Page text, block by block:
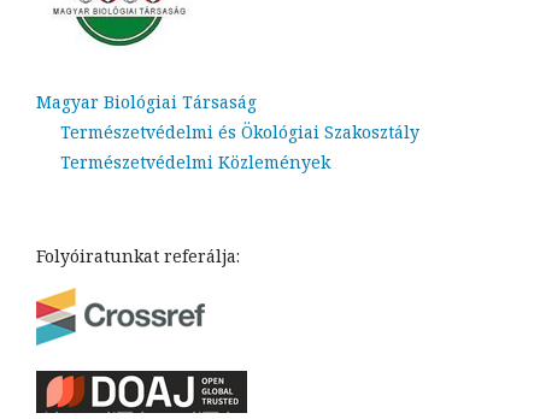
Magyar Biológiai Társaság
Természetvédelmi és Ökológiai Szakosztály
Természetvédelmi Közlemények
Folyóiratunkat referálja: